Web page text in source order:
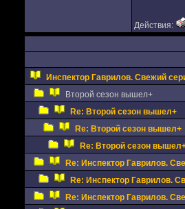
Действия:
Инспектор Гаврилов. Свежий
Второй сезон вышел+
Re: Второй сезон вышел+
Re: Второй сезон вышел+
Re: Второй сезон
Re: Инспектор Гаврилов.
Re: Инспектор Гаврилов.
Re: Инспектор Гаврилов.